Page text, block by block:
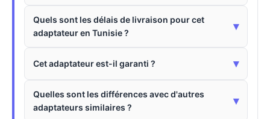
Quels sont les délais de livraison pour cet
adaptateur en Tunisie ?
▾
Cet adaptateur est-il garanti ? ▾
Quelles sont les différences avec d'autres
adaptateurs similaires ?
▾